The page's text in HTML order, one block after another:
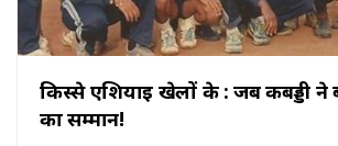
किस्से एशियाई खेलों के : जब कबड्डी ने
का सम्मान!